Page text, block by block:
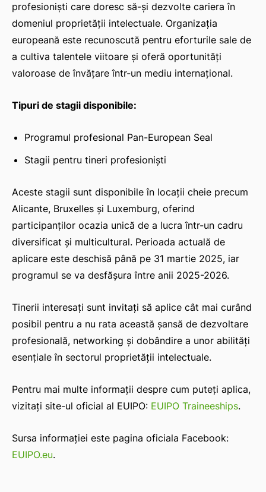
profesioniști care doresc să-și dezvolte cariera în
domeniul proprietății intelectuale. Organizația
europeană este recunoscută pentru eforturile sale de
a cultiva talentele viitoare și oferă oportunități
valoroase de învățare într-un mediu internațional.
Tipuri de stagii disponibile:
Programul profesional Pan-European Seal
Stagii pentru tineri profesioniști
Aceste stagii sunt disponibile în locații cheie precum
Alicante, Bruxelles și Luxemburg, oferind
participanților ocazia unică de a lucra într-un cadru
diversificat și multicultural. Perioada actuală de
aplicare este deschisă până pe 31 martie 2025, iar
programul se va desfășura între anii 2025-2026.
Tinerii interesați sunt invitați să aplice cât mai curând
posibil pentru a nu rata această șansă de dezvoltare
profesională, networking și dobândire a unor abilități
esențiale în sectorul proprietății intelectuale.
Pentru mai multe informații despre cum puteți aplica,
vizitați site-ul oficial al EUIPO: EUIPO Traineeships.
Sursa informației este pagina oficiala Facebook:
EUIPO.eu.